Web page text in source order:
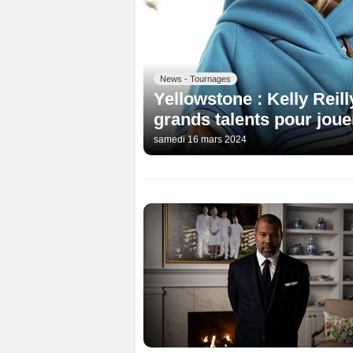
News - Tournages
Yellowstone : Kelly
grands talents pour
samedi 16 mars 2024